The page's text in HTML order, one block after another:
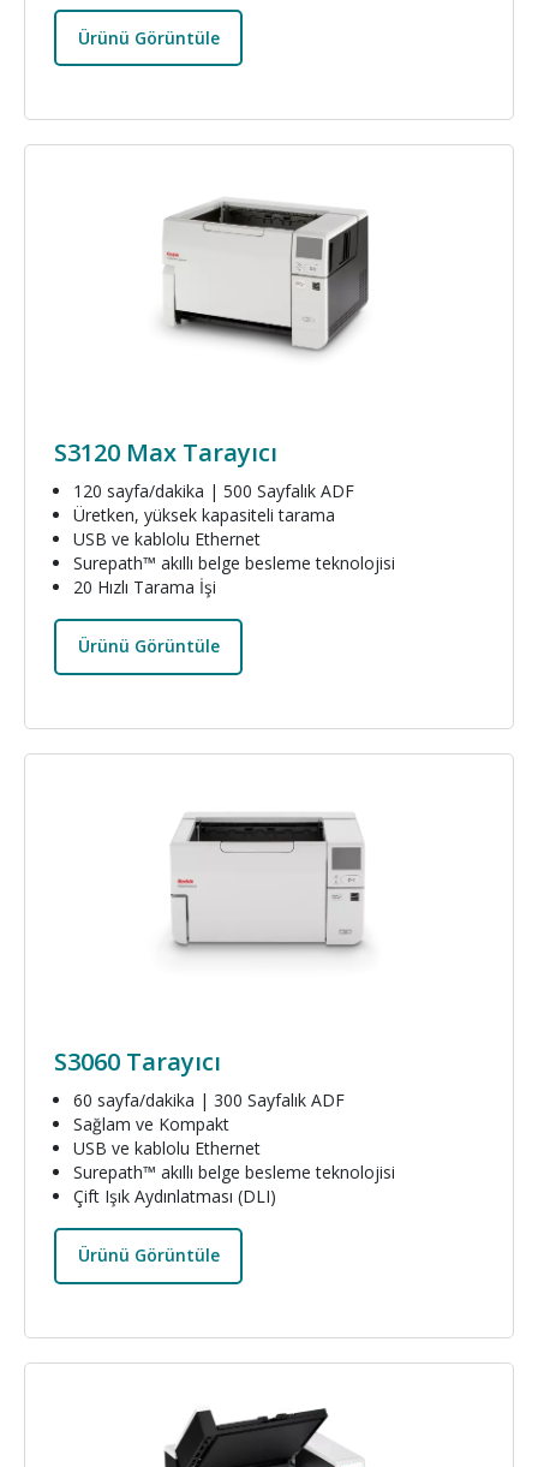
Ürünü Görüntüle
S3120 Max Tarayıcı
120 sayfa/dakika | 500 Sayfalık ADF
Üretken, yüksek kapasiteli tarama
USB ve kablolu Ethernet
Surepath™ akıllı belge besleme teknolojisi
20 Hızlı Tarama İşi
Ürünü Görüntüle
Resim
S3060 Tarayıcı
60 sayfa/dakika | 300 Sayfalık ADF
Sağlam ve Kompakt
USB ve kablolu Ethernet
Surepath™ akıllı belge besleme teknolojisi
Çift Işık Aydınlatması (DLI)
Ürünü Görüntüle
Resim